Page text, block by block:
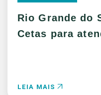
Rio Grande do
Cetas para
LEIA MAIS